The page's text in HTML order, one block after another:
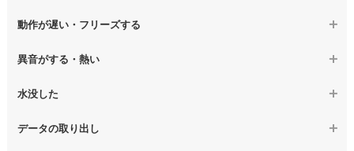
【ノートパソコン】マザーボード修理
かしい、チラつく等)
【macbook】症状が選択肢にない、よく分からない
【macbook】電源ボタンを押しても反応が無い
動作が遅い・フリーズする
異音がする・熱い
【macbook】パソコンから異音がする
水没した
【macbook】水没してパソコンが動かない
データの取り出し